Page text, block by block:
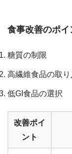
食事改善のポイ
糖質の制限
高繊維食品の取
低GI食品の選択
改善ポイ
ント